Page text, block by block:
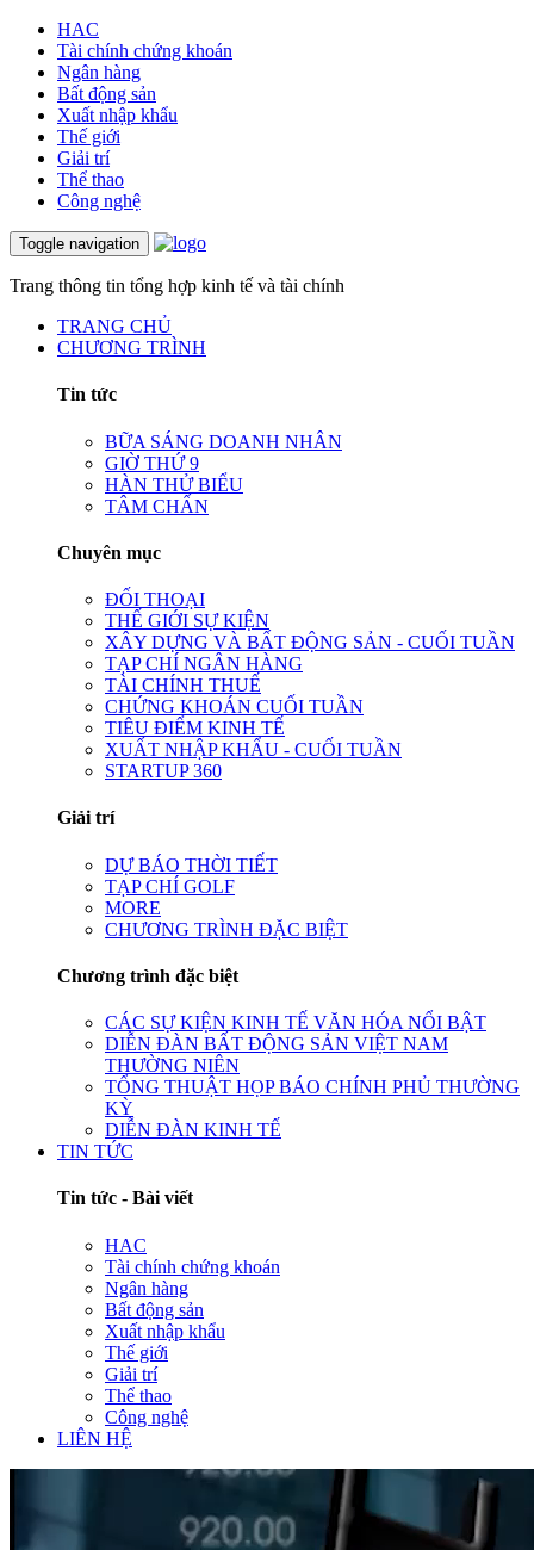
HAC
Tài chính chứng khoán
Ngân hàng
Bất động sản
Xuất nhập khẩu
Thế giới
Giải trí
Thể thao
Công nghệ
Toggle navigation
Trang thông tin tổng hợp kinh tế và tài chính
TRANG CHỦ
CHƯƠNG TRÌNH
Tin tức
BỮA SÁNG DOANH NHÂN
GIỜ THỨ 9
HÀN THỬ BIỂU
TÂM CHẤN
Chuyên mục
ĐỐI THOẠI
THẾ GIỚI SỰ KIỆN
XÂY DỰNG VÀ BẤT ĐỘNG SẢN - CUỐI TUẦN
TẠP CHÍ NGÂN HÀNG
TÀI CHÍNH THUẾ
CHỨNG KHOÁN CUỐI TUẦN
TIÊU ĐIỂM KINH TẾ
XUẤT NHẬP KHẨU - CUỐI TUẦN
STARTUP 360
Giải trí
DỰ BÁO THỜI TIẾT
TẠP CHÍ GOLF
MORE
CHƯƠNG TRÌNH ĐẶC BIỆT
Chương trình đặc biệt
CÁC SỰ KIỆN KINH TẾ VĂN HÓA NỔI BẬT
DIỄN ĐÀN BẤT ĐỘNG SẢN VIỆT NAM
THƯỜNG NIÊN
TỔNG THUẬT HỌP BÁO CHÍNH PHỦ THƯỜNG
KỲ
DIỄN ĐÀN KINH TẾ
TIN TỨC
Tin tức - Bài viết
HAC
Tài chính chứng khoán
Ngân hàng
Bất động sản
Xuất nhập khẩu
Thế giới
Giải trí
Thể thao
Công nghệ
LIÊN HỆ